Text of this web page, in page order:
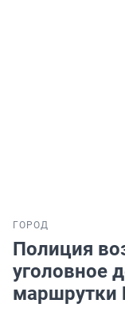
ГОРОД
Полиция
уголовное
маршрутки